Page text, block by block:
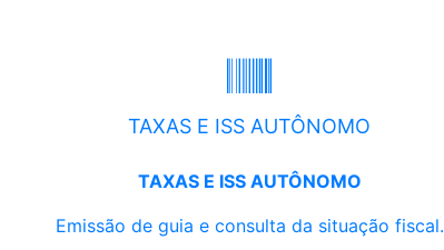
TAXAS E ISS AUTÔNOMO
TAXAS E ISS AUTÔNOMO
Emissão de guia e consulta da situação fiscal.